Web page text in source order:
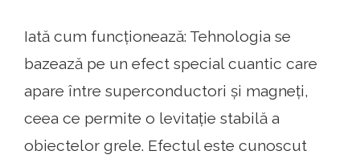
Iată cum funcționează: Tehnologia se
bazează pe un efect special cuantic care
apare între superconductori și magneți,
ceea ce permite o levitație stabilă a
obiectelor grele. Efectul este cunoscut